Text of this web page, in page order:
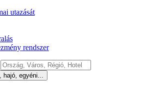
utazását
rendszer
hajó, egyéni...